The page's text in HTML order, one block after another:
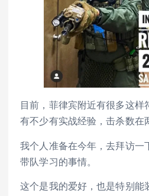
目前，菲律宾附近有很多这样
有不少有实战经验，击杀数在
我个人准备在今年，去拜访一
带队学习的事情。
这个是我的爱好，也是特别能